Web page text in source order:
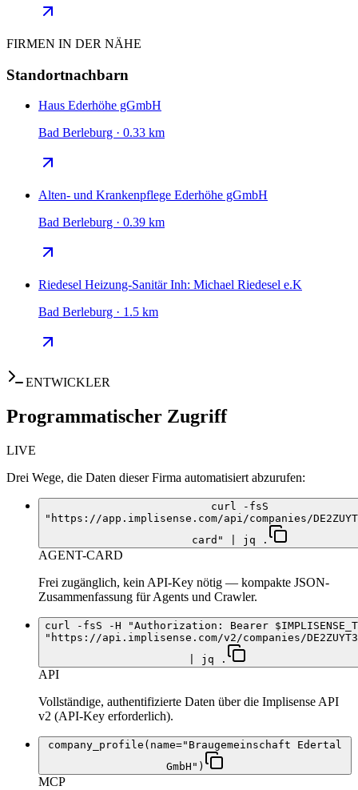
FIRMEN IN DER NÄHE
Standortnachbarn
Haus Ederhöhe gGmbH
Bad Berleburg · 0.33 km
Alten- und Krankenpflege Ederhöhe gGmbH
Bad Berleburg · 0.39 km
Riedesel Heizung-Sanitär Inh: Michael Riedesel e.K
Bad Berleburg · 1.5 km
ENTWICKLER
Programmatischer Zugriff
LIVE
Drei Wege, die Daten dieser Firma automatisiert abzurufen:
curl -fsS
"https://app.implisense.com/api/companies/
card" | jq .
AGENT-CARD
Frei zugänglich, kein API-Key nötig — kompakte JSON-
Zusammenfassung für Agents und Crawler.
curl -fsS -H "Authorization: Bearer
"https://api.implisense.com/v2/companies/
| jq .
API
Vollständige, authentifizierte Daten über die Implisense API
v2 (API-Key erforderlich).
company_profile(name="Braugemeinschaft Edertal
GmbH")
MCP